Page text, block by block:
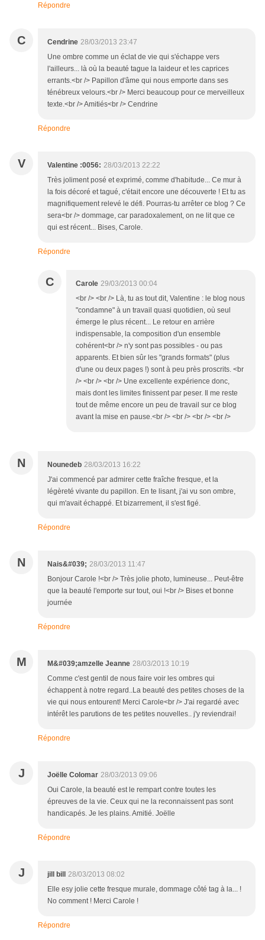
Répondre
C Cendrine 28/03/2013 23:47
Une ombre comme un éclat de vie qui s'échappe vers
l'ailleurs... là où la beauté tague la laideur et les caprices
errants.<br /> Papillon d'âme qui nous emporte dans ses
ténébreux velours.<br /> Merci beaucoup pour ce merveilleux
texte.<br /> Amitiés<br /> Cendrine
Répondre
V Valentine :0056: 28/03/2013 22:22
Très joliment posé et exprimé, comme d'habitude... Ce mur à
la fois décoré et tagué, c'était encore une découverte ! Et tu as
magnifiquement relevé le défi. Pourras-tu arrêter ce blog ? Ce
sera<br /> dommage, car paradoxalement, on ne lit que ce
qui est récent... Bises, Carole.
Répondre
C Carole 29/03/2013 00:04
<br /> <br /> Là, tu as tout dit, Valentine : le blog nous
"condamne" à un travail quasi quotidien, où seul
émerge le plus récent... Le retour en arrière
indispensable, la composition d'un ensemble
cohérent<br /> n'y sont pas possibles - ou pas
apparents. Et bien sûr les "grands formats" (plus
d'une ou deux pages !) sont à peu près proscrits. <br
/> <br /> <br /> Une excellente expérience donc,
mais dont les limites finissent par peser. Il me reste
tout de même encore un peu de travail sur ce blog
avant la mise en pause.<br /> <br /> <br /> <br />
N Nounedeb 28/03/2013 16:22
J'ai commencé par admirer cette fraîche fresque, et la
légèreté vivante du papillon. En te lisant, j'ai vu son ombre,
qui m'avait échappé. Et bizarrement, il s'est figé.
Répondre
N Nais&#039; 28/03/2013 11:47
Bonjour Carole !<br /> Très jolie photo, lumineuse... Peut-être
que la beauté l'emporte sur tout, oui !<br /> Bises et bonne
journée
Répondre
M M&#039;amzelle Jeanne 28/03/2013 10:19
Comme c'est gentil de nous faire voir les ombres qui
échappent à notre regard..La beauté des petites choses de la
vie qui nous entourent! Merci Carole<br /> J'ai regardé avec
intérêt les parutions de tes petites nouvelles.. j'y reviendrai!
Répondre
J Joëlle Colomar 28/03/2013 09:06
Oui Carole, la beauté est le rempart contre toutes les
épreuves de la vie. Ceux qui ne la reconnaissent pas sont
handicapés. Je les plains. Amitié. Joëlle
Répondre
J jill bill
28/03/2013 08:02
Elle esy jolie cette fresque murale, dommage côté tag à la... !
No comment ! Merci Carole !
Répondre